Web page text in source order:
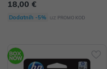
18,00 €
Dodatnih -5% uz PROMO KOD